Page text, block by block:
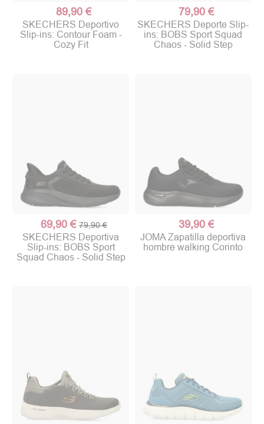
89,90 €
SKECHERS Deportivo
Slip-ins: Contour Foam -
Cozy Fit
79,90 €
SKECHERS Deporte Slip-
ins: BOBS Sport Squad
Chaos - Solid Step
69,90 € 79,90 €
SKECHERS Deportiva
Slip-ins: BOBS Sport
Squad Chaos - Solid Step
39,90 €
JOMA Zapatilla deportiva
hombre walking Corinto